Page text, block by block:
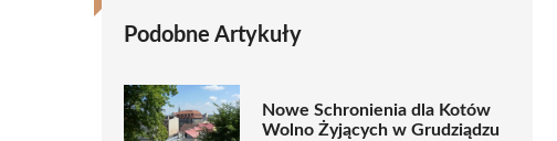
Podobne Artykuły
Nowe Schronienia dla Kotów
Wolno Żyjących w Grudziądzu